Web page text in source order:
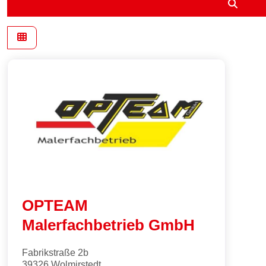
OPTEAM
Malerfachbetrieb GmbH
Fabrikstraße 2b